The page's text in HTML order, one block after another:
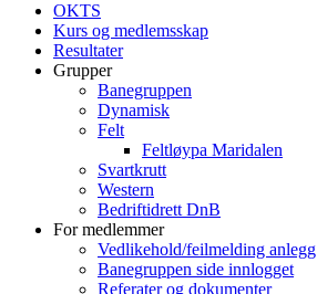
OKTS
Kurs og medlemsskap
Resultater
Grupper
Banegruppen
Dynamisk
Felt
Feltløypa Maridalen
Svartkrutt
Western
Bedriftidrett DnB
For medlemmer
Vedlikehold/feilmelding anlegg
Banegruppen side innlogget
Referater og dokumenter